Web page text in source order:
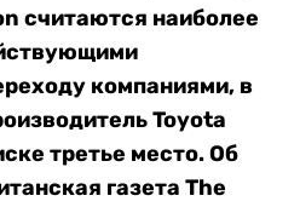
считаются наиболее
компаниями, в
Toyota
третье место. Об
газета The